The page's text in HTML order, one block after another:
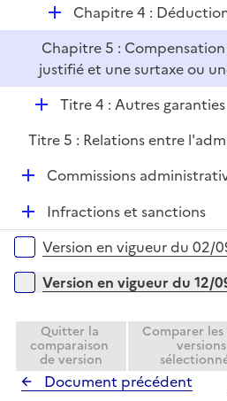
D
é
p
l
i
r
Chapitre 4 :
Chapitre 5 :
justifié et une surtaxe ou
D
p
l
e
r
Titre 4 : Autres
Titre 5 : Relations entre
D
e
Commissions
D
é
p
e
r
Infractions et sanctions
Versions sur la période
Version en vigueur du 02/
Version en vigueur du 12/
Quitter la
comparaison
de version
Comparer les
versions
Document précédent